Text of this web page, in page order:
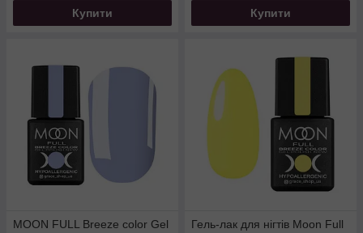
Купити Купити
MOON FULL Breeze color Gel
Гель-лак для нігтів Moon Full